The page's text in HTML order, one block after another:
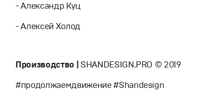
- Александр Куц
- Алексей Холод
Производство | SHANDESIGN.PRO © 2019
#продолжаемдвижение #Shandesign